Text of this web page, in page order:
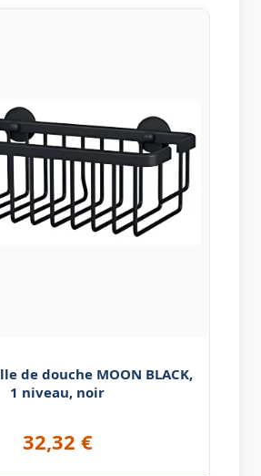
de douche MOON BLACK,
1 niveau, noir
32,32 €